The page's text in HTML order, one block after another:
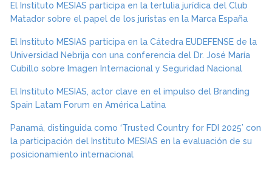
El Instituto MESIAS participa en la tertulia jurídica del Club
Matador sobre el papel de los juristas en la Marca España
El Instituto MESIAS participa en la Cátedra EUDEFENSE de la
Universidad Nebrija con una conferencia del Dr. José María
Cubillo sobre Imagen Internacional y Seguridad Nacional
El Instituto MESIAS, actor clave en el impulso del Branding
Spain Latam Forum en América Latina
Panamá, distinguida como ‘Trusted Country for FDI 2025’ con
la participación del Instituto MESIAS en la evaluación de su
posicionamiento internacional